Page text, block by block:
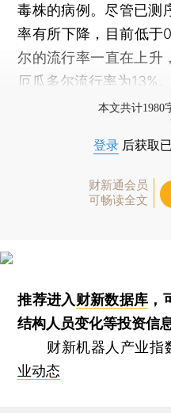
毒株的病例。尽管已测
率有所下降，目前低于
尔的流行率一直在上升
厄瓜多尔流行率为13%。
本文共计1980
登录 后获取
财新通会员
可畅读全文
推荐进入财新数据库 ，
结构人员变化等投资信息
财新机器人产业指数
业动态